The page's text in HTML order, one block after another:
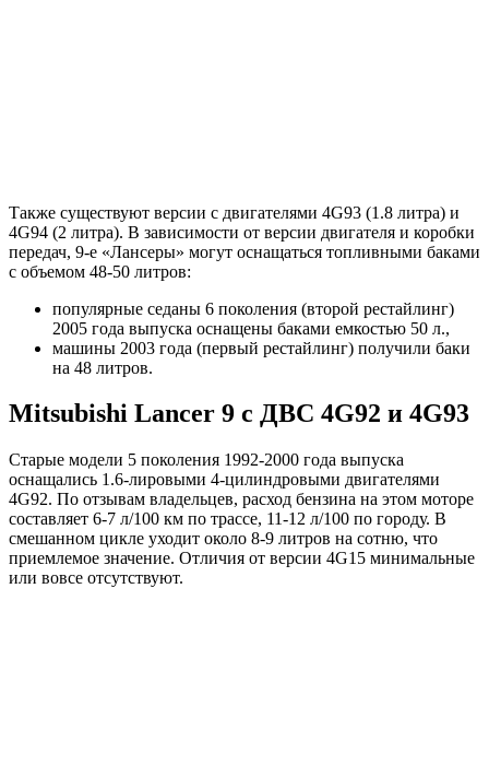
Также существуют версии с двигателями 4G93 (1.8 литра) и
4G94 (2 литра). В зависимости от версии двигателя и коробки
передач, 9-е «Лансеры» могут оснащаться топливными баками
с объемом 48-50 литров:
популярные седаны 6 поколения (второй рестайлинг)
2005 года выпуска оснащены баками емкостью 50 л.,
машины 2003 года (первый рестайлинг) получили баки
на 48 литров.
Mitsubishi Lancer 9 с ДВС 4G92 и 4G93
Старые модели 5 поколения 1992-2000 года выпуска
оснащались 1.6-лировыми 4-цилиндровыми двигателями
4G92. По отзывам владельцев, расход бензина на этом моторе
составляет 6-7 л/100 км по трассе, 11-12 л/100 по городу. В
смешанном цикле уходит около 8-9 литров на сотню, что
приемлемое значение. Отличия от версии 4G15 минимальные
или вовсе отсутствуют.